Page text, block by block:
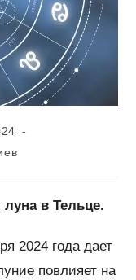
в Тельце.
2024 года дает
повлияет на